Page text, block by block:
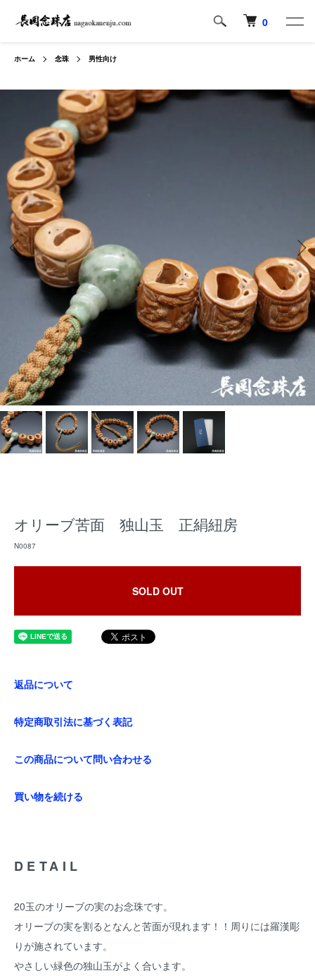
0
ホーム 念珠 男性向け
オリーブ苦面 独山玉 正絹紐房
N0087
SOLD OUT
返品について
特定商取引法に基づく表記
この商品について問い合わせる
買い物を続ける
DETAIL
20玉のオリーブの実のお念珠です。
オリーブの実を割るとなんと苦面が現れます！！周りには羅漢彫
りが施されています。
やさしい緑色の独山玉がよく合います。